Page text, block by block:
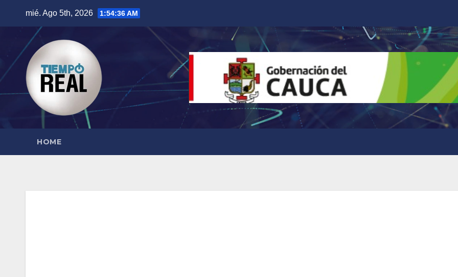
contenido
mié. Ago 5th, 2026 1:54:37 AM
HOME